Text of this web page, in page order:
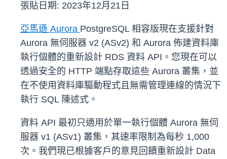
張貼日期: 2023年12月21日
亞馬遜 Aurora PostgreSQL 相容版現在支援針對
Aurora 無伺服器 v2 (ASv2) 和 Aurora 佈建資料庫
執行個體的重新設計 RDS 資料 API。您現在可以
透過安全的 HTTP 端點存取這些 Aurora 叢集，並
在不使用資料庫驅動程式且無需管理連線的情況下
執行 SQL 陳述式。
資料 API 最初只適用於單一執行個體 Aurora 無伺
服器 v1 (ASv1) 叢集，其速率限制為每秒 1,000
次。我們現已根據客戶的意見回饋重新設計 Data